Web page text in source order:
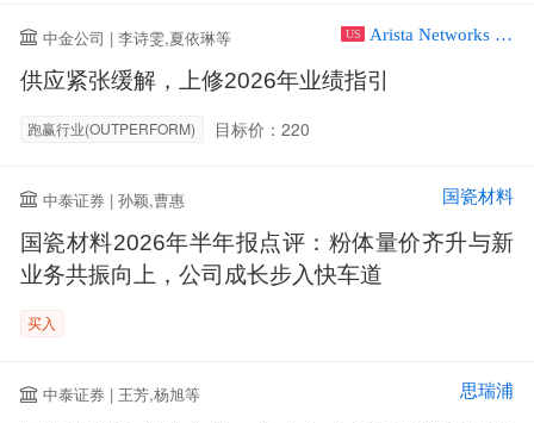
中金公司 | 李诗雯,夏依琳等 US Arista Networks Inc
供应紧张缓解，上修2026年业绩指引
跑赢行业(OUTPERFORM) 目标价：220
中泰证券 | 孙颖,曹惠 国瓷材料
国瓷材料2026年半年报点评：粉体量价齐升与新
业务共振向上，公司成长步入快车道
买入
中泰证券 | 王芳,杨旭等 思瑞浦